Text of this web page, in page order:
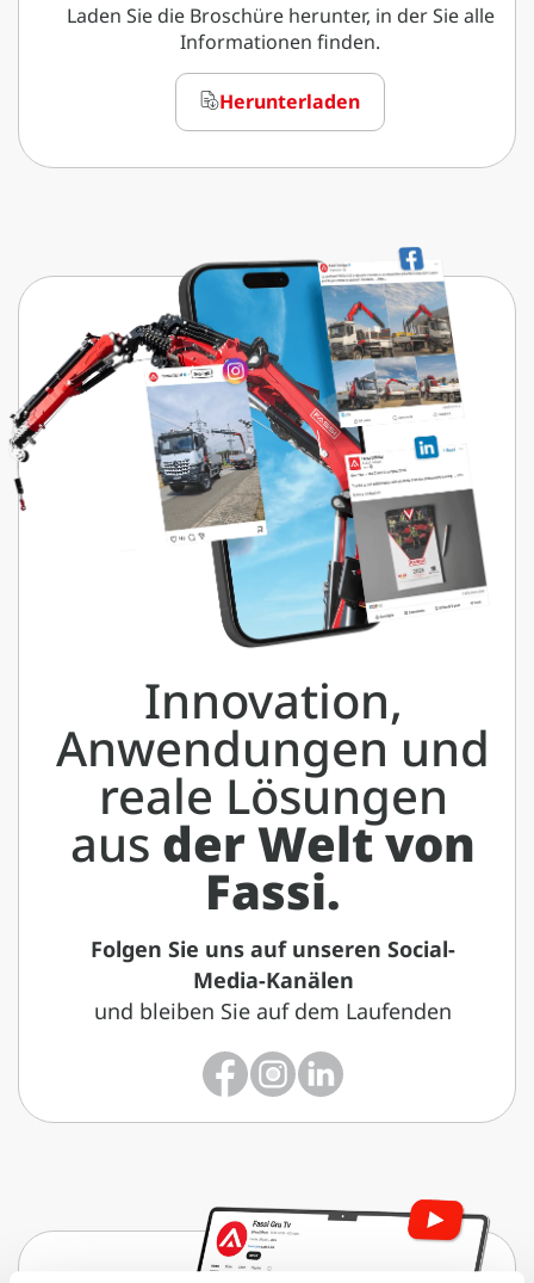
Laden Sie die Broschüre herunter, in der Sie alle
Informationen finden.
Herunterladen
Innovation,
Anwendungen und
reale Lösungen
aus der Welt von
Fassi.
Folgen Sie uns auf unseren Social-
Media-Kanälen
und bleiben Sie auf dem Laufenden